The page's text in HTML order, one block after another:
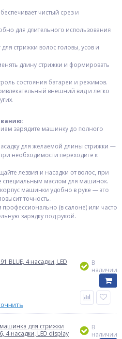
чистый срез и
для длительного использования
стрижки волос головы, усов и
длину стрижки и формировать
состояния батареи и режимов.
внешний вид и легко
зарядите машинку до полного
для желаемой длины стрижки —
необходимости переходите к
лезвия и насадки от волос, при
специальным маслом для машинок.
машинки удобно в руке — это
точность.
профессионально (в салоне) или часто
зарядку под рукой.
BLUE, 4 насадки, LED
В
наличии
для стрижки
4 насадки, LED display
В
наличии